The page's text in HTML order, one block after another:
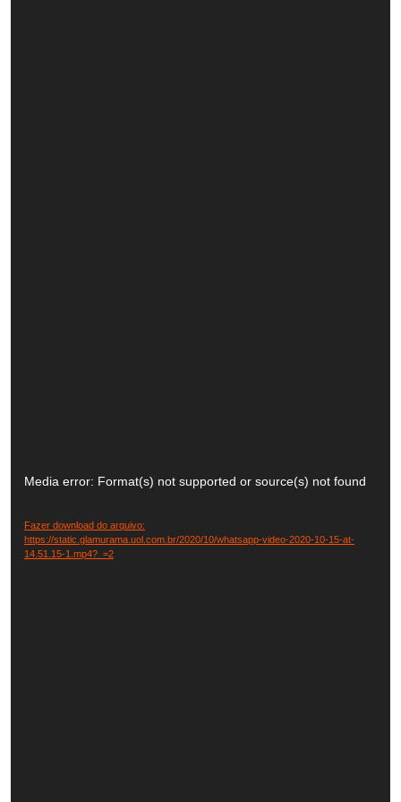
deMedia error: Format(s) not supported or source(s) not found
Fazer download do arquivo:
https://static.glamurama.uol.com.br/2020/10/whatsapp-video-2020-10-15-at-
14.51.15-1.mp4?_=2